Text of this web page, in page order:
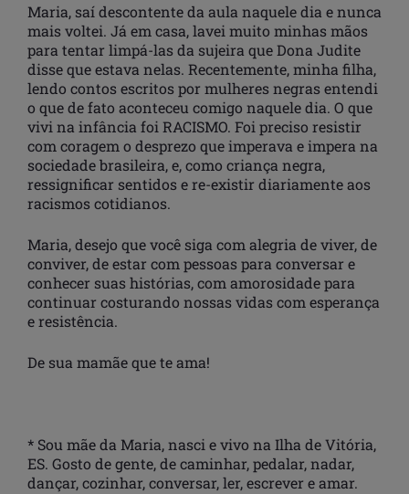
Maria, saí descontente da aula naquele dia e nunca
mais voltei. Já em casa, lavei muito minhas mãos
para tentar limpá-las da sujeira que Dona Judite
disse que estava nelas. Recentemente, minha filha,
lendo contos escritos por mulheres negras entendi
o que de fato aconteceu comigo naquele dia. O que
vivi na infância foi RACISMO. Foi preciso resistir
com coragem o desprezo que imperava e impera na
sociedade brasileira, e, como criança negra,
ressignificar sentidos e re-existir diariamente aos
racismos cotidianos.
Maria, desejo que você siga com alegria de viver, de
conviver, de estar com pessoas para conversar e
conhecer suas histórias, com amorosidade para
continuar costurando nossas vidas com esperança
e resistência.
De sua mamãe que te ama!
* Sou mãe da Maria, nasci e vivo na Ilha de Vitória,
ES. Gosto de gente, de caminhar, pedalar, nadar,
dançar, cozinhar, conversar, ler, escrever e amar.